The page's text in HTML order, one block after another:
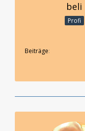
beli
Profi
Beiträge